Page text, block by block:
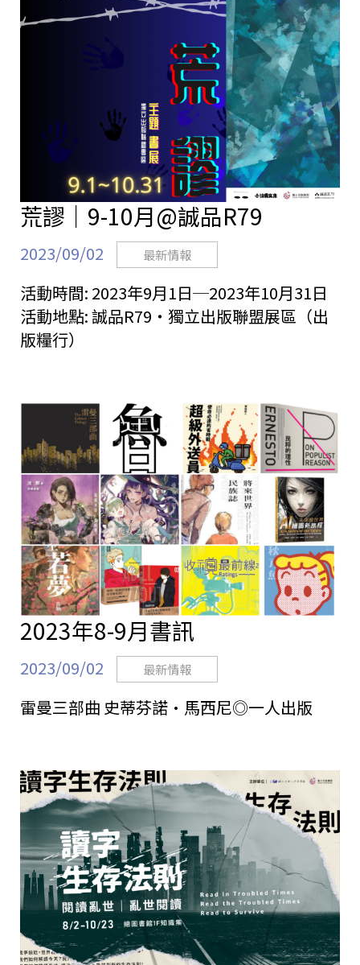
荒謬｜9-10月@誠品R79
2023/09/02 最新情報
活動時間: 2023年9月1日─2023年10月31日
活動地點:誠品R79・獨立出版聯盟展區（出
版糧行）
2023年8-9月書訊
2023/09/02 最新情報
雷曼三部曲 史蒂芬諾·馬西尼◎一人出版